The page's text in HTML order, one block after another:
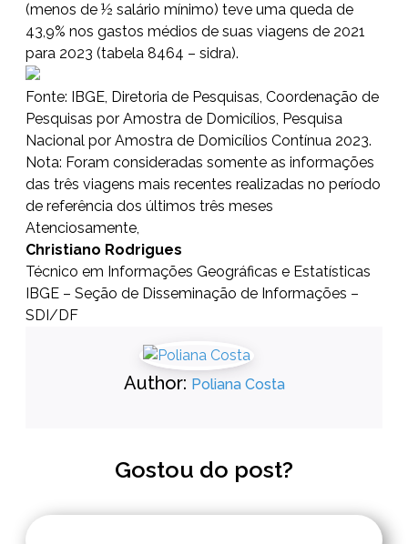
(menos de ½ salário mínimo) teve uma queda de
43,9% nos gastos médios de suas viagens de 2021
para 2023 (tabela 8464 – sidra).
Fonte: IBGE, Diretoria de Pesquisas, Coordenação de
Pesquisas por Amostra de Domicílios, Pesquisa
Nacional por Amostra de Domicílios Contínua 2023.
Nota: Foram consideradas somente as informações
das três viagens mais recentes realizadas no período
de referência dos últimos três meses
Atenciosamente,
Christiano Rodrigues
Técnico em Informações Geográficas e Estatísticas
IBGE – Seção de Disseminação de Informações –
SDI/DF
Author: Poliana Costa
Gostou do post?